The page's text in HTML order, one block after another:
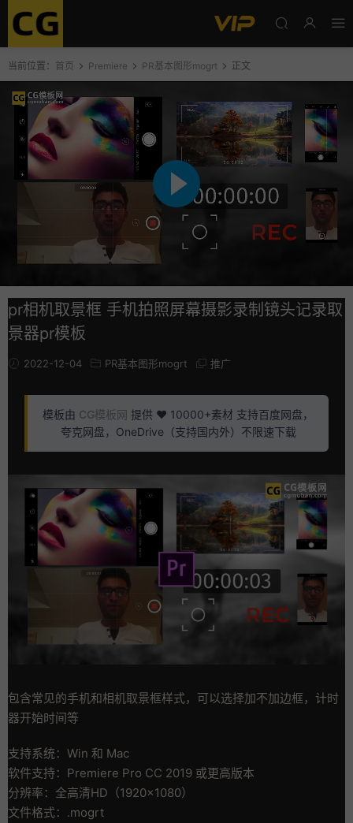
当前位置： 首页 Premiere PR基本图形mogrt 正文
pr相机取景框 手机拍照屏幕摄影录制镜头记录取
景器pr模板
2022-12-04 PR基本图形mogrt 推广
模板由 CG模板网 提供 ❤️ 10000+素材 支持百度网盘，
夸克网盘，OneDrive（支持国内外）不限速下载
包含常见的手机和相机取景框样式，可以选择加不加边框，计时
器开始时间等
支持系统：Win 和 Mac
软件支持：Premiere Pro CC 2019 或更高版本
分辨率：全高清HD（1920×1080）
文件格式：.mogrt